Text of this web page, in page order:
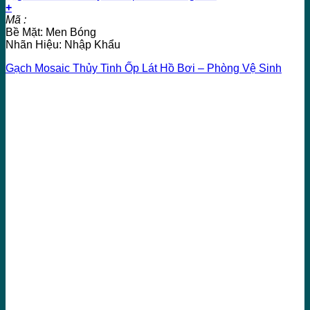
+
Mã :
Bề Mặt: Men Bóng
Nhãn Hiệu: Nhập Khẩu
Gạch Mosaic Thủy Tinh Ốp Lát Hồ Bơi – Phòng Vệ Sinh